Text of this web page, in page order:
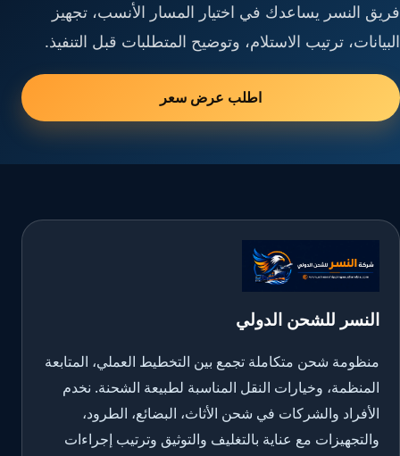
فريق النسر يساعدك في اختيار المسار الأنسب، تجهيز
البيانات، ترتيب الاستلام، وتوضيح المتطلبات قبل التنفيذ.
اطلب عرض سعر
النسر للشحن الدولي
منظومة شحن متكاملة تجمع بين التخطيط العملي، المتابعة
المنظمة، وخيارات النقل المناسبة لطبيعة الشحنة. نخدم
الأفراد والشركات في شحن الأثاث، البضائع، الطرود،
والتجهيزات مع عناية بالتغليف والتوثيق وترتيب إجراءات